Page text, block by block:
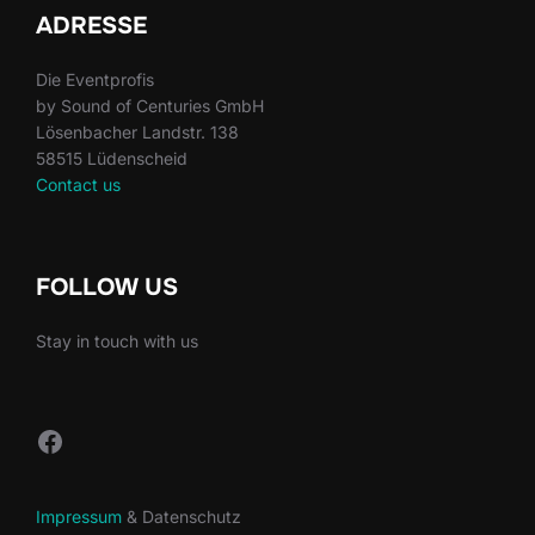
ADRESSE
Die Eventprofis
by Sound of Centuries GmbH
Lösenbacher Landstr. 138
58515 Lüdenscheid
Contact us
FOLLOW US
Stay in touch with us
Facebook
Impressum & Datenschutz